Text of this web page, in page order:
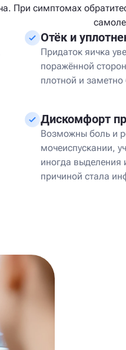
При симптомах
Отёк и
Придаток яичка
поражённой
плотной и
Дискомфорт
Возможны боль и
мочеиспускании,
иногда выделения
причиной стала